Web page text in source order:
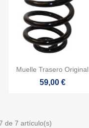
 Vista rápida
Muelle Trasero Original
59,00 €
de 7 artículo(s)